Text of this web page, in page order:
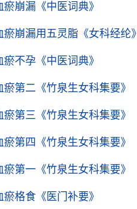
瘀崩漏 《中医词典》
瘀崩漏用五灵脂 《女科经纶》
瘀不孕 《中医词典》
瘀第二 《竹泉生女科集要》
瘀第三 《竹泉生女科集要》
瘀第四 《竹泉生女科集要》
瘀第一 《竹泉生女科集要》
瘀格食 《医门补要》